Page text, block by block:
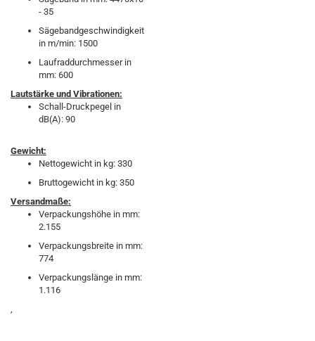
- 35
Sägebandgeschwindigkeit
in m/min: 1500
Laufraddurchmesser in
mm: 600
Lautstärke und Vibrationen:
Schall-Druckpegel in
dB(A): 90
Gewicht:
Nettogewicht in kg: 330
Bruttogewicht in kg: 350
Versandmaße:
Verpackungshöhe in mm:
2.155
Verpackungsbreite in mm:
774
Verpackungslänge in mm:
1.116
,